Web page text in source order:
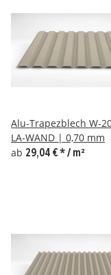
Alu-Trapezblech W-
LA-WAND | 0,70 mm
ab 29,04 €*/ m²